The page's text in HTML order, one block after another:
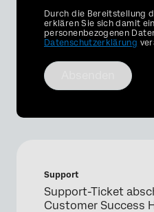
Privacy
Optin
Durch die Bereitstellung
erklären Sie sich damit
personenbezogenen
Datenschutzerklärung
Support
Support-Ticket
Customer Success